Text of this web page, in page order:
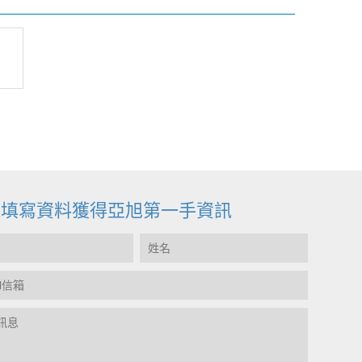
寫資料獲得亞旭第一手資訊